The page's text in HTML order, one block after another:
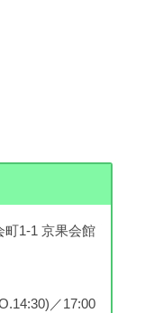
町1-1 京果会館
／17:00